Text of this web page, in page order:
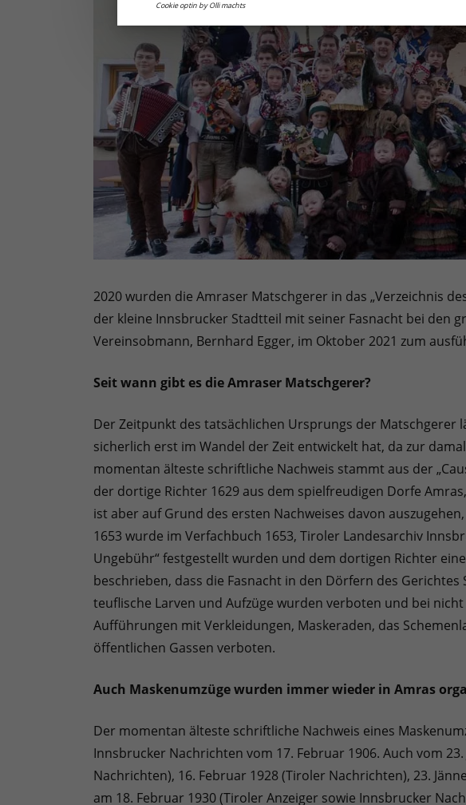
2020 wurden die Amraser Matschgerer in das „Verzeichnis
der kleine Innsbrucker Stadtteil mit seiner Fasnacht bei den
Vereinsobmann, Bernhard Egger, im Oktober 2021 zum
Seit wann gibt es die Amraser Matschgerer?
Der Zeitpunkt des tatsächlichen Ursprungs der Matschgerer
sicherlich erst im Wandel der Zeit entwickelt hat, da zur
momentan älteste schriftliche Nachweis stammt aus der
der dortige Richter 1629 aus dem spielfreudigen Dorfe
ist aber auf Grund des ersten Nachweises davon
1653 wurde im Verfachbuch 1653, Tiroler Landesarchiv
Ungebühr“ festgestellt wurden und dem dortigen Richter
beschrieben, dass die Fasnacht in den Dörfern des
teuflische Larven und Aufzüge wurden verboten und bei
Aufführungen mit Verkleidungen, Maskeraden, das
öffentlichen Gassen verboten.
Auch Maskenumzüge wurden immer wieder in Amras
Der momentan älteste schriftliche Nachweis eines
Innsbrucker Nachrichten vom 17. Februar 1906. Auch vom
Nachrichten), 16. Februar 1928 (Tiroler Nachrichten), 23.
am 18. Februar 1930 (Tiroler Anzeiger sowie Innsbrucker
Cookie optin by Olli machts